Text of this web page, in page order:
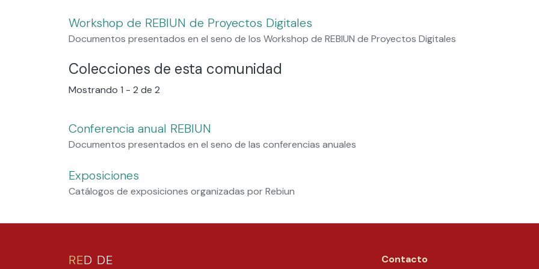
Workshop de REBIUN de Proyectos Digitales
Documentos presentados en el seno de los Workshop de REBIUN de Proyectos Digitales
Colecciones de esta comunidad
Mostrando 1 - 2 de 2
Conferencia anual REBIUN
Documentos presentados en el seno de las conferencias anuales
Exposiciones
Catálogos de exposiciones organizadas por Rebiun
RED DE
Contacto